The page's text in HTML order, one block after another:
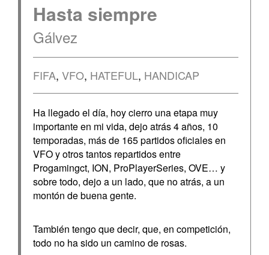
Hasta siempre
Gálvez
FIFA, VFO, HATEFUL, HANDICAP
Ha llegado el día, hoy cierro una etapa muy
importante en mi vida, dejo atrás 4 años, 10
temporadas, más de 165 partidos oficiales en
VFO y otros tantos repartidos entre
Progamingct, ION, ProPlayerSeries, OVE… y
sobre todo, dejo a un lado, que no atrás, a un
montón de buena gente.
También tengo que decir, que, en competición,
todo no ha sido un camino de rosas.